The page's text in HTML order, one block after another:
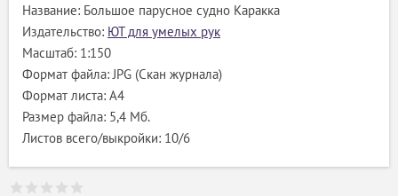
Название: Большое парусное судно Каракка
Издательство: ЮТ для умелых рук
Масштаб: 1:150
Формат файла: JPG (Скан журнала)
Формат листа: А4
Размер файла: 5,4 Мб.
Листов всего/выкройки: 10/6